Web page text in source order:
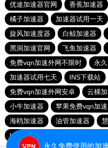
优途加速器官网
香蕉加速器
橘子加速器
加速器试用一天
旋风加速度器
白鲸加速器
黑洞加速官网
飞鱼加速器
免费vqn加速外网不限时
永
加速器试用七天
INS下载站
免费vqn加速外网安卓
云梯
小牛加速器
苹果免费vqn加速
海鸥加速器
油管加速器
hammer加速器
永久免费使用的加